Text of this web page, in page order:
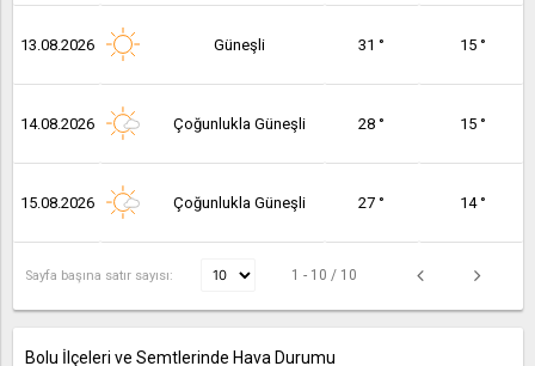
13.08.2026 Güneşli 31 ° 15 °
14.08.2026 Çoğunlukla Güneşli 28 ° 15 °
15.08.2026 Çoğunlukla Güneşli 27 ° 14 °
Sayfa başına satır sayısı: 1 - 10 / 10
Bolu İlçeleri ve Semtlerinde Hava Durumu